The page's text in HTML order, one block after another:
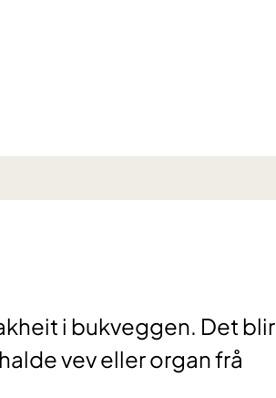
i bukveggen. Det blir
vev eller organ frå